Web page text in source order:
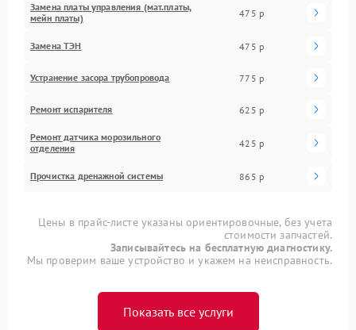
Замена платы управления (мат.платы,
мейн платы)
475 р
Замена ТЭН 475 р
Устранение засора трубопровода 775 р
Ремонт испарителя 625 р
Ремонт датчика морозильного
отделения
425 р
Прочистка дренажной системы 865 р
Цены в прайс-листе указаны ориентировочные, без учета
стоимости запчастей.
Записывайтесь на бесплатную диагностику.
Мы проверим ваше устройство и укажем на неисправность.
Показать все услуги